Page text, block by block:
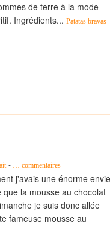
de terre à la mode
Ingrédients... Patatas bravas
- … commentaires
j'avais une énorme envie
la mousse au chocolat
je suis donc allée
fameuse mousse au